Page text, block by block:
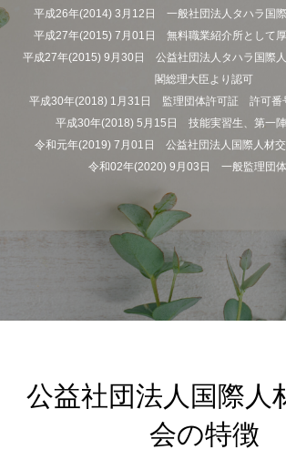
平成26年(2014) 3月12日 一般社団法人タハラ国
平成27年(2015) 7月01日 無料職業紹介所として
平成27年(2015) 9月30日 公益社団法人タハラ国際
閣総理大臣より認可
平成30年(2018) 1月31日 監理団体許可証 許可
平成30年(2018) 5月15日 技能実習生、第一
令和元年(2019) 7月01日 公益社団法人国際人材
令和02年(2020) 9月03日 一般監理団
公益社団法人国際人
会の特徴